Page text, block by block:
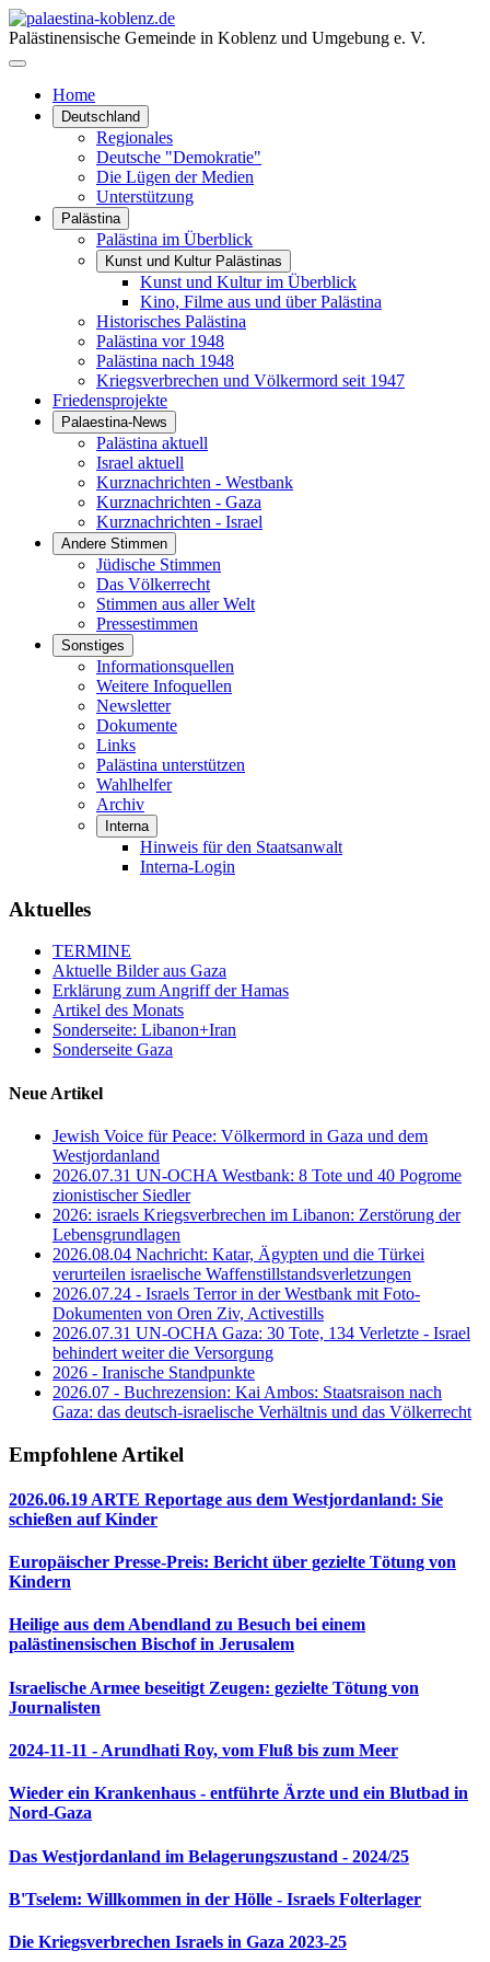
Palästinensische Gemeinde in Koblenz und Umgebung e. V.
Home
Deutschland
Regionales
Deutsche "Demokratie"
Die Lügen der Medien
Unterstützung
Palästina
Palästina im Überblick
Kunst und Kultur Palästinas
Kunst und Kultur im Überblick
Kino, Filme aus und über Palästina
Historisches Palästina
Palästina vor 1948
Palästina nach 1948
Kriegsverbrechen und Völkermord seit 1947
Friedensprojekte
Palaestina-News
Palästina aktuell
Israel aktuell
Kurznachrichten - Westbank
Kurznachrichten - Gaza
Kurznachrichten - Israel
Andere Stimmen
Jüdische Stimmen
Das Völkerrecht
Stimmen aus aller Welt
Pressestimmen
Sonstiges
Informationsquellen
Weitere Infoquellen
Newsletter
Dokumente
Links
Palästina unterstützen
Wahlhelfer
Archiv
Interna
Hinweis für den Staatsanwalt
Interna-Login
Aktuelles
TERMINE
Aktuelle Bilder aus Gaza
Erklärung zum Angriff der Hamas
Artikel des Monats
Sonderseite: Libanon+Iran
Sonderseite Gaza
Neue Artikel
Jewish Voice für Peace: Völkermord in Gaza und dem
Westjordanland
2026.07.31 UN-OCHA Westbank: 8 Tote und 40 Pogrome
zionistischer Siedler
2026: israels Kriegsverbrechen im Libanon: Zerstörung der
Lebensgrundlagen
2026.08.04 Nachricht: Katar, Ägypten und die Türkei
verurteilen israelische Waffenstillstandsverletzungen
2026.07.24 - Israels Terror in der Westbank mit Foto-
Dokumenten von Oren Ziv, Activestills
2026.07.31 UN-OCHA Gaza: 30 Tote, 134 Verletzte - Israel
behindert weiter die Versorgung
2026 - Iranische Standpunkte
2026.07 - Buchrezension: Kai Ambos: Staatsraison nach
Gaza: das deutsch-israelische Verhältnis und das Völkerrecht
Empfohlene Artikel
2026.06.19 ARTE Reportage aus dem Westjordanland: Sie
schießen auf Kinder
Europäischer Presse-Preis: Bericht über gezielte Tötung von
Kindern
Heilige aus dem Abendland zu Besuch bei einem
palästinensischen Bischof in Jerusalem
Israelische Armee beseitigt Zeugen: gezielte Tötung von
Journalisten
2024-11-11 - Arundhati Roy, vom Fluß bis zum Meer
Wieder ein Krankenhaus - entführte Ärzte und ein Blutbad in
Nord-Gaza
Das Westjordanland im Belagerungszustand - 2024/25
B'Tselem: Willkommen in der Hölle - Israels Folterlager
Die Kriegsverbrechen Israels in Gaza 2023-25